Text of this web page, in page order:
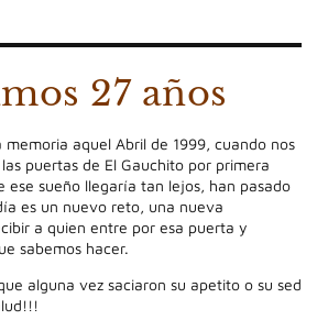
27 años
aquel Abril de 1999, cuando nos
puertas de El Gauchito por primera
ese sueño llegaría tan lejos, han pasado
es un nuevo reto, una nueva
a quien entre por esa puerta y
sabemos hacer.
alguna vez saciaron su apetito o su sed